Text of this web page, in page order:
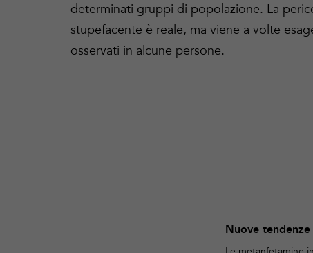
determinati gruppi di popolazione. La
stupefacente è reale, ma viene a volte
osservati in alcune persone.
Nuove
tendenze